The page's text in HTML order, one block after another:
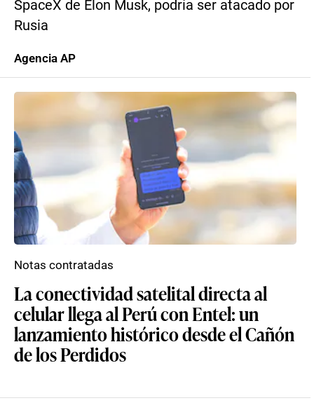
SpaceX de Elon Musk, podría ser atacado por
Rusia
Agencia AP
La conectividad satelital directa al
celular llega al Perú con Entel: un
lanzamiento histórico desde el Cañón
de los Perdidos
Notas contratadas